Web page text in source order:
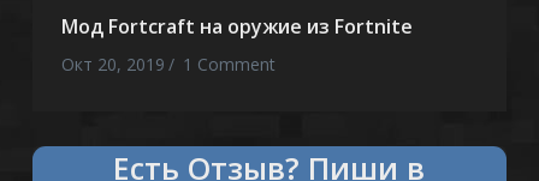
Мод Fortcraft на оружие из Fortnite
Окт 20, 2019 1 Comment
Естьчто сказать?Пиши в